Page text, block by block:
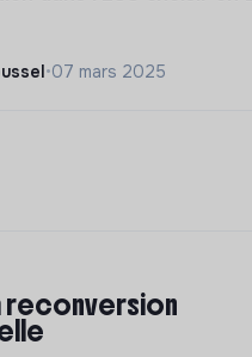
•07 mars 2025
reconversion